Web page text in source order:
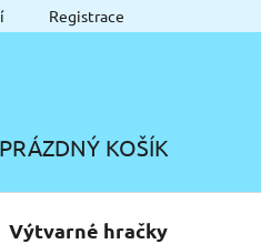
Registrace
PRÁZDNÝ KOŠÍK
Výtvarné hračky